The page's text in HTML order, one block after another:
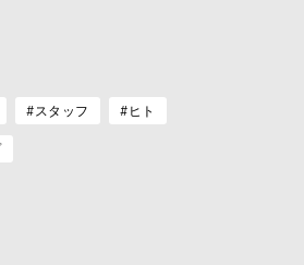
スタッフ ヒト